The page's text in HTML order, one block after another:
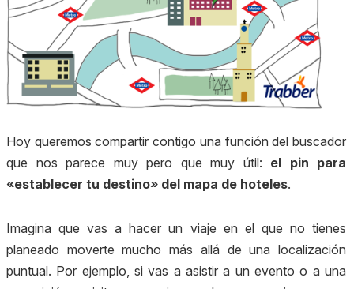
Hoy queremos compartir contigo una función del buscador
que nos parece muy pero que muy útil: el pin para
«establecer tu destino» del mapa de hoteles.
Imagina que vas a hacer un viaje en el que no tienes
planeado moverte mucho más allá de una localización
puntual. Por ejemplo, si vas a asistir a un evento o a una